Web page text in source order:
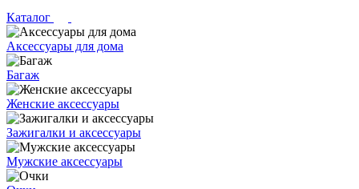
Каталог
Аксессуары для дома
Багаж
Женские аксессуары
Зажигалки и аксессуары
Мужские аксессуары